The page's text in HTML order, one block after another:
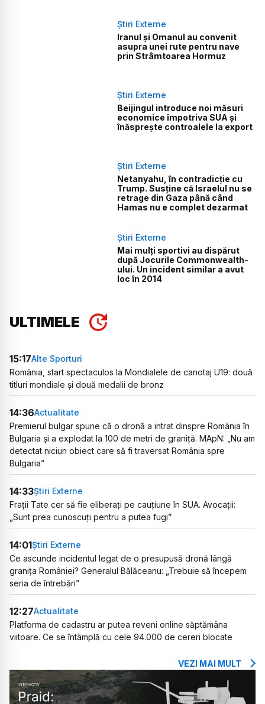
Știri Externe
Iranul și Omanul au convenit
asupra unei rute pentru nave
prin Strâmtoarea Hormuz
Știri Externe
Beijingul introduce noi măsuri
economice împotriva SUA și
înăsprește controalele la export
Știri Externe
Netanyahu, în contradicție cu
Trump. Susține că Israelul nu se
retrage din Gaza până când
Hamas nu e complet dezarmat
Știri Externe
Mai mulți sportivi au dispărut
după Jocurile Commonwealth-
ului. Un incident similar a avut
loc în 2014
ULTIMELE
15:17Alte Sporturi
România, start spectaculos la Mondialele de canotaj U19: două
titluri mondiale și două medalii de bronz
14:36Actualitate
Premierul bulgar spune că o dronă a intrat dinspre România în
Bulgaria și a explodat la 100 de metri de graniță. MApN: „Nu am
detectat niciun obiect care să fi traversat România spre
Bulgaria”
14:33Știri Externe
Frații Tate cer să fie eliberați pe cauțiune în SUA. Avocații:
„Sunt prea cunoscuți pentru a putea fugi”
14:01Știri Externe
Ce ascunde incidentul legat de o presupusă dronă lângă
granița României? Generalul Bălăceanu: „Trebuie să începem
seria de întrebări”
12:27Actualitate
Platforma de cadastru ar putea reveni online săptămâna
viitoare. Ce se întâmplă cu cele 94.000 de cereri blocate
VEZI MAI MULT